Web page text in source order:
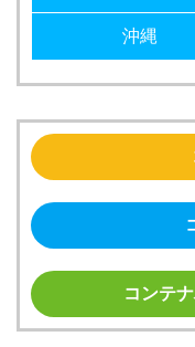
沖縄
コンテ